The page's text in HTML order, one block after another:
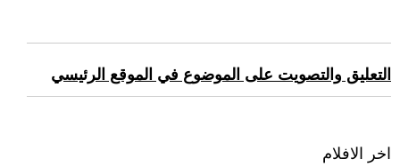
التعليق والتصويت على الموضوع في الموقع الرئيسي
اخر الافلام